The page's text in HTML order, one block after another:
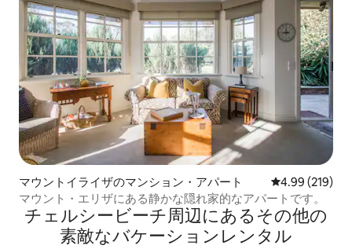
マウントイライザのマンション・アパート レビュー219
4.99 (219)
マウント・エリザにある静かな隠れ家的なアパートです。
チェルシービーチ⁠周⁠辺⁠に⁠あ⁠るそ⁠の⁠他⁠の
素⁠敵⁠なバ⁠ケ⁠ー⁠シ⁠ョ⁠ン⁠レ⁠ン⁠タ⁠ル